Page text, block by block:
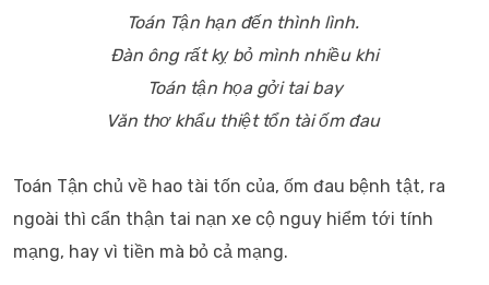
Toán Tận hạn đến thình lình.
Đàn ông rất kỵ bỏ mình nhiều khi
Toán tận họa gởi tai bay
Văn thơ khẩu thiệt tổn tài ốm đau
Toán Tận chủ về hao tài tốn của, ốm đau bệnh tật, ra
ngoài thì cẩn thận tai nạn xe cộ nguy hiểm tới tính
mạng, hay vì tiền mà bỏ cả mạng.